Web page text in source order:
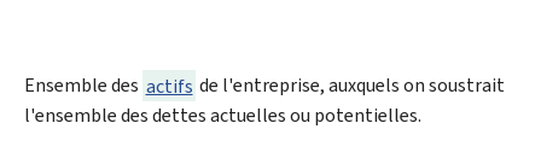
Ensemble des actifs de l'entreprise, auxquels on soustrait
l'ensemble des dettes actuelles ou potentielles.